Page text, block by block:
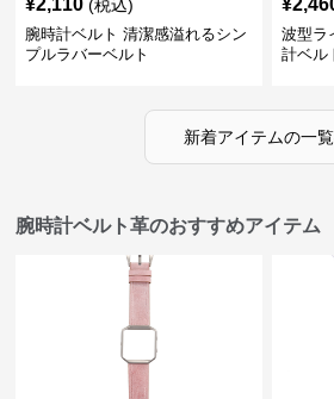
¥2,110 (税込)
腕時計ベルト 清潔感溢れるシン
プルラバーベルト
¥
波型ラ
計ベル
新着アイテムの一
腕時計ベルト革のおすすめアイテム